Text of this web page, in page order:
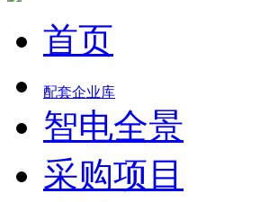
首页
配套企业库
智电全景
采购项目